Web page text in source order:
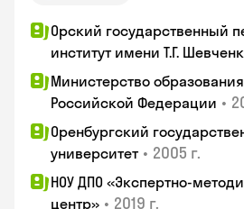
Орский государственный
институт имени Т.Г.
Министерство
Российской Федерации •
Оренбургский
университет • 2005 г.
НОУ ДПО «Экспертно-
центр» • 2019 г.